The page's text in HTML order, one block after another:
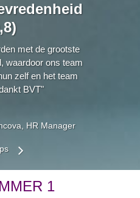
met de grootste
waardoor ons team
zelf en het team
BVT"
HR Manager
1